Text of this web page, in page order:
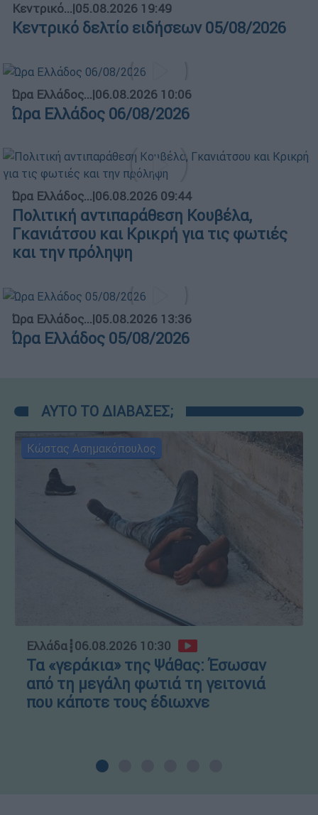
Κεντρικό...|05.08.2026 19:49
Κεντρικό δελτίο ειδήσεων 05/08/2026
Ώρα Ελλάδος...|06.08.2026 10:06
Ώρα Ελλάδος 06/08/2026
Ώρα Ελλάδος...|06.08.2026 09:44
Πολιτική αντιπαράθεση Κουβέλα,
Γκανιάτσου και Κρικρή για τις φωτιές
και την πρόληψη
Ώρα Ελλάδος...|05.08.2026 13:36
Ώρα Ελλάδος 05/08/2026
ΑΥΤΟ ΤΟ ΔΙΑΒΑΣΕΣ;
Κώστας Ασημακόπουλος
Ελλάδα┋06.08.2026 10:30
Τα «γεράκια» της Ψάθας: Έσωσαν
από τη μεγάλη φωτιά τη γειτονιά
που κάποτε τους έδιωχνε